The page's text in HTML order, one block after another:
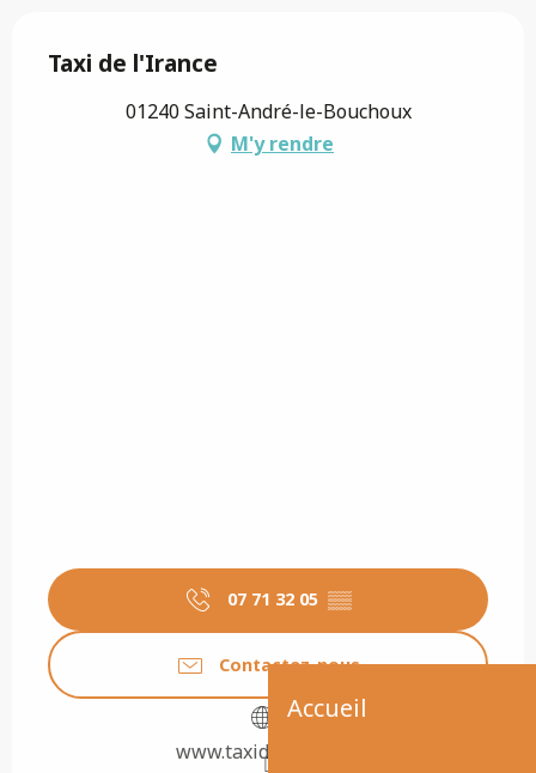
Accueil
Taxi de l'Irance
01240 Saint-André-le-Bouchoux
M'y rendre
07 71 32 05 ▒▒
Contactez-nous
www.taxidelirance.fr